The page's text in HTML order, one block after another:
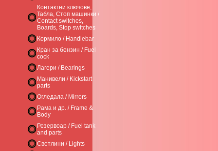
Контактни ключове,
Табла, Стоп машинки /
Contact switches,
Boards, Stop switches
Кормило / Handlebar
Кран за бензин / Fuel
cock
Лагери / Bearings
Манивели / Kickstart
parts
Огледала / Mirrors
Рама и др. / Frame &
Body
Резервоар / Fuel tank
and parts
Светлини / Lights